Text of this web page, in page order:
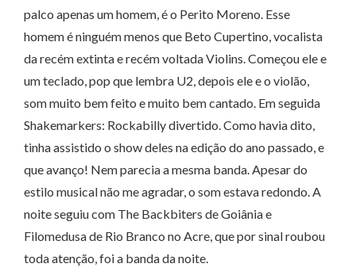
palco apenas um homem, é o Perito Moreno. Esse
homem é ninguém menos que Beto Cupertino, vocalista
da recém extinta e recém voltada Violins. Começou ele e
um teclado, pop que lembra U2, depois ele e o violão,
som muito bem feito e muito bem cantado. Em seguida
Shakemarkers: Rockabilly divertido. Como havia dito,
tinha assistido o show deles na edição do ano passado, e
que avanço! Nem parecia a mesma banda. Apesar do
estilo musical não me agradar, o som estava redondo. A
noite seguiu com The Backbiters de Goiânia e
Filomedusa de Rio Branco no Acre, que por sinal roubou
toda atenção, foi a banda da noite.